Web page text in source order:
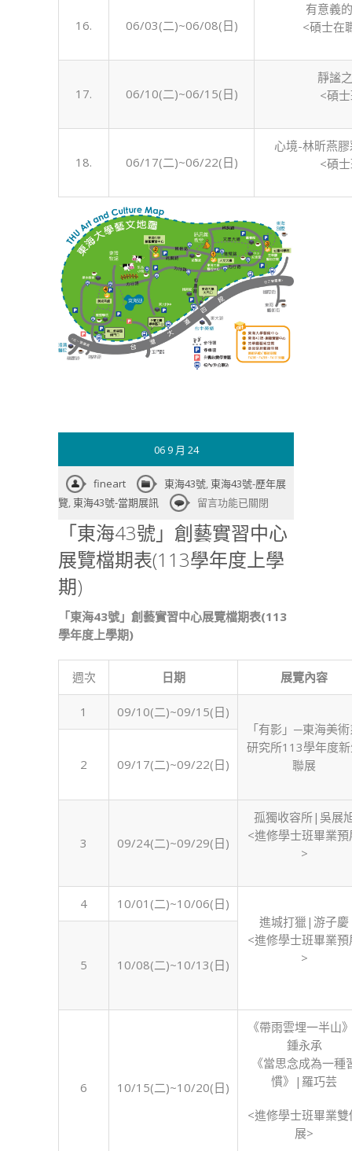
16. 06/03(二)~06/08(日)
有意義
<碩士在
17. 06/10(二)~06/15(日)
靜謐
<碩
18. 06/17(二)~06/22(日)
心境-林昕燕
<碩
06 9 月 24
fineart 東海43號, 東海43號-歷年展
覽, 東海43號-當期展訊
在
海
43
號」
藝
實
中
展
覽
表
度
期)〉
留言功能已關閉
「東海43號」創藝實習中心
展覽檔期表(113學年度上學
期)
「東海43號」創藝實習中心展覽檔期表(113
學年度上學期)
週次 日期 展覽內容
1
09/10(二)~09/15(日)
「有影」─東海美
研究所113學年度
聯展
2 09/17(二)~09/22(日)
3 09/24(二)~09/29(日)
孤獨收容所|吳展
<進修學士班畢業預
>
4
10/01(二)~10/06(日)
進城打獵|游子慶
<進修學士班畢業預
>
5 10/08(二)~10/13(日)
6 10/15(二)~10/20(日)
《帶雨雲埋一半山
鍾永承
《當思念成為一種
慣》|羅巧芸
<進修學士班畢業雙
展>